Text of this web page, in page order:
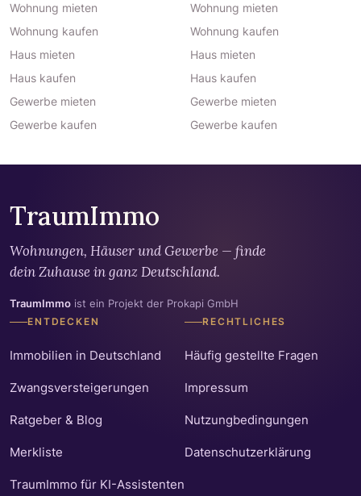
Wohnung mieten
Wohnung kaufen
Haus mieten
Haus kaufen
Gewerbe mieten
Gewerbe kaufen
Wohnung mieten
Wohnung kaufen
Haus mieten
Haus kaufen
Gewerbe mieten
Gewerbe kaufen
TraumImmo
Wohnungen, Häuser und Gewerbe — finde
dein Zuhause in ganz Deutschland.
TraumImmo ist ein Projekt der Prokapi GmbH
ENTDECKEN
Immobilien in Deutschland
Zwangsversteigerungen
Ratgeber & Blog
Merkliste
TraumImmo für KI-Assistenten
RECHTLICHES
Häufig gestellte Fragen
Impressum
Nutzungbedingungen
Datenschutzerklärung